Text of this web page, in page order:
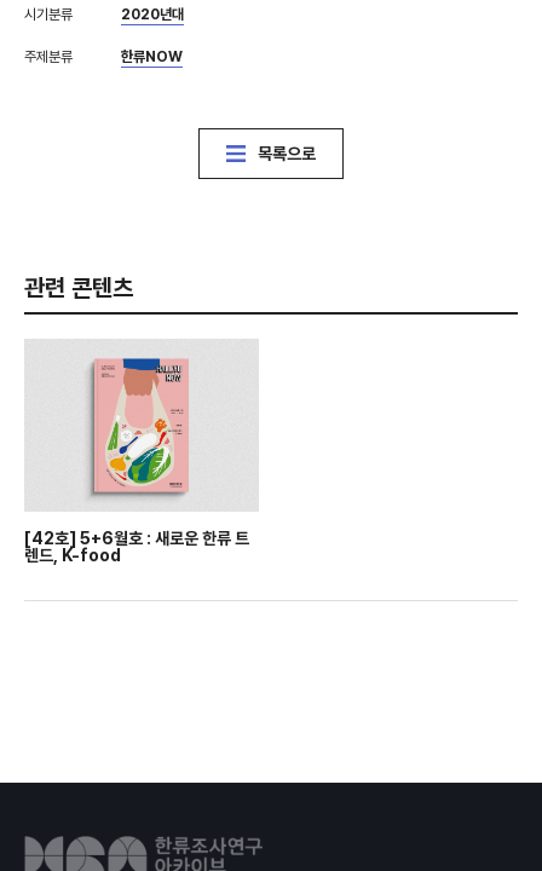
시기분류 2020년대
주제분류 한류NOW
목록으로
관련 콘텐츠
[42호] 5+6월호 : 새로운 한류 트
렌드, K-food